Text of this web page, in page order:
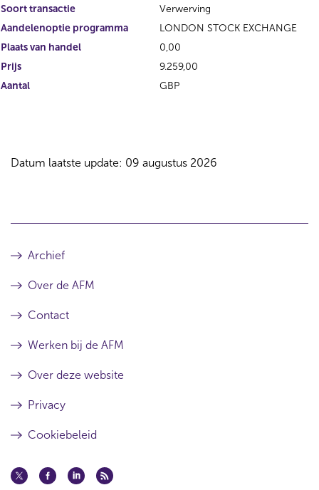
Soort transactie
Verwerving
Aandelenoptie programma
LONDON STOCK EXCHANGE
Plaats van handel
0,00
Prijs
9.259,00
Aantal
GBP
Datum laatste update: 09 augustus 2026
Archief
Over de AFM
Contact
Werken bij de AFM
Over deze website
Privacy
Cookiebeleid